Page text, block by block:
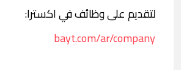
لتقديم على وظائف في اكسترا:
bayt.com/ar/company